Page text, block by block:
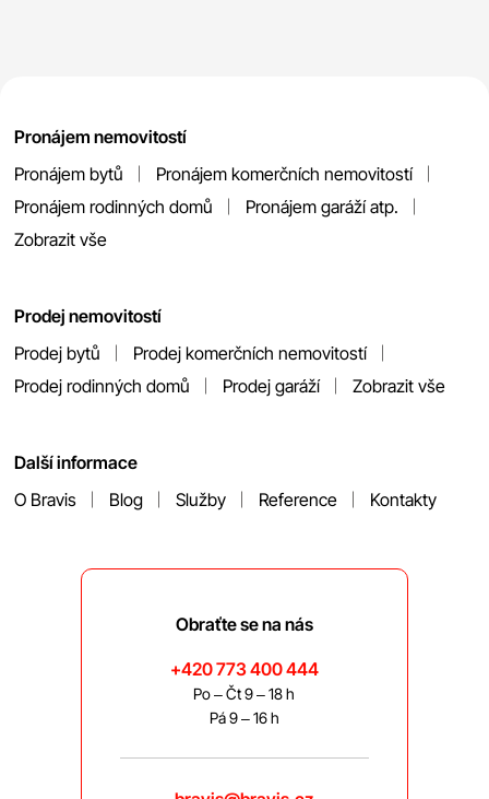
Pronájem nemovitostí
Pronájem bytů
Pronájem komerčních nemovitostí
Pronájem rodinných domů
Pronájem garáží atp.
Zobrazit vše
Prodej nemovitostí
Prodej bytů
Prodej komerčních nemovitostí
Prodej rodinných domů
Prodej garáží Zobrazit vše
Další informace
O Bravis
Blog Služby Reference Kontakty
Obraťte se na nás
+420 773 400 444
Po – Čt 9 – 18 h
Pá 9 – 16 h